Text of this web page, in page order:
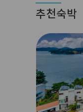
추천숙박